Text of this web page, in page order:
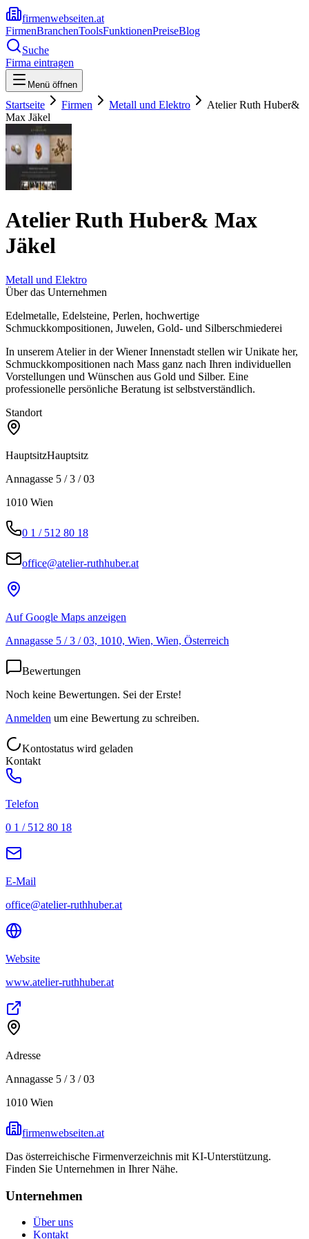
firmenwebseiten.at
FirmenBranchenToolsFunktionenPreiseBlog
Suche
Firma eintragen
Menü öffnen
Startseite Firmen Metall und Elektro
Atelier Ruth Huber&
Max Jäkel
Atelier Ruth Huber& Max
Jäkel
Metall und Elektro
Über das Unternehmen
Edelmetalle, Edelsteine, Perlen, hochwertige
Schmuckkompositionen, Juwelen, Gold- und Silberschmiederei
In unserem Atelier in der Wiener Innenstadt stellen wir Unikate her,
Schmuckkompositionen nach Mass ganz nach Ihren individuellen
Vorstellungen und Wünschen aus Gold und Silber. Eine
professionelle persönliche Beratung ist selbstverständlich.
Standort
HauptsitzHauptsitz
Annagasse 5 / 3 / 03
1010 Wien
0 1 / 512 80 18
office@atelier-ruthhuber.at
Auf Google Maps anzeigen
Annagasse 5 / 3 / 03, 1010, Wien, Wien, Österreich
Bewertungen
Noch keine Bewertungen. Sei der Erste!
Anmelden um eine Bewertung zu schreiben.
Kontostatus wird geladen
Kontakt
Telefon
0 1 / 512 80 18
E-Mail
office@atelier-ruthhuber.at
Website
www.atelier-ruthhuber.at
Adresse
Annagasse 5 / 3 / 03
1010 Wien
firmenwebseiten.at
Das österreichische Firmenverzeichnis mit KI-Unterstützung.
Finden Sie Unternehmen in Ihrer Nähe.
Unternehmen
Über uns
Kontakt